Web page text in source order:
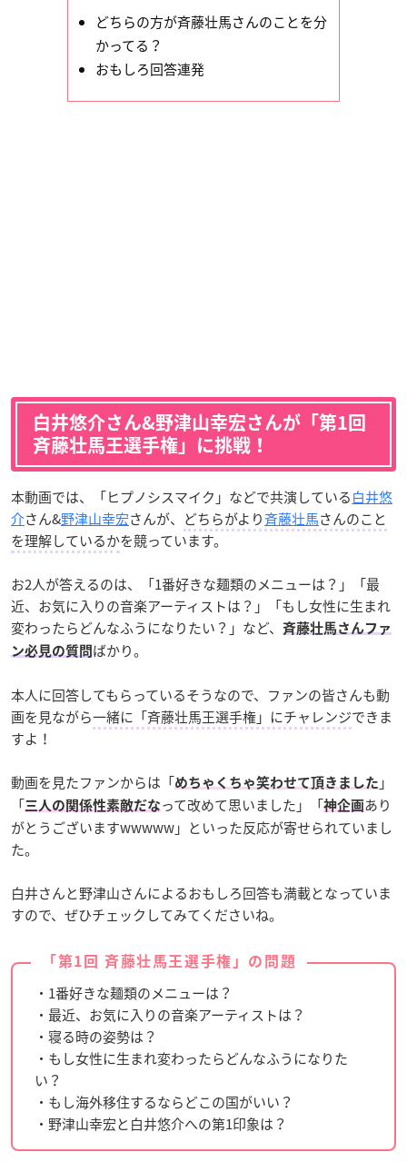
どちらの方が斉藤壮馬さんのことを分
かってる？
おもしろ回答連発
白井悠介さん&野津山幸宏さんが 「第1回
斉藤壮馬王選手権」に挑戦！
本動画では、「ヒプノシスマイク」などで共演している白井悠
介さん&野津山幸宏さんが、 どちらがより斉藤壮馬さんのこと
を理解しているかを競っています。
お2人が答えるのは、「1番好きな麺類のメニューは？」「最
近、お気に入りの音楽アーティストは？」「もし女性に生まれ
変わったらどんなふうになりたい？」など、
斉藤壮馬さんファ
ン必見の質問 ばかり。
本人に回答してもらっているそうなので、ファンの皆さんも動
画を見ながら一緒に「斉藤壮馬王選手権」にチャレンジできま
すよ！
動画を見たファンからは「めちゃくちゃ笑わせて頂きました 」
「三人の関係性素敵だな って改めて思いました」「神企画あり
がとうございますwwwww」といった反応が寄せられていまし
た。
白井さんと野津山さんによるおもしろ回答も満載となっていま
すので、ぜひチェックしてみてくださいね。
「第1回 斉藤壮馬王選手権」の問題
・1番好きな麺類のメニューは？
・最近、お気に入りの音楽アーティストは？
・寝る時の姿勢は？
・もし女性に生まれ変わったらどんなふうになりた
い？
・もし海外移住するならどこの国がいい？
・野津山幸宏と白井悠介への第1印象は？